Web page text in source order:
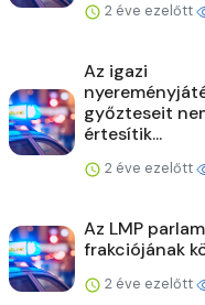
2 éve ezelőtt
Az igazi
győzteseit
értesítik...
2 éve ezelőtt
Az LMP
frakciójának
2 éve ezelőtt